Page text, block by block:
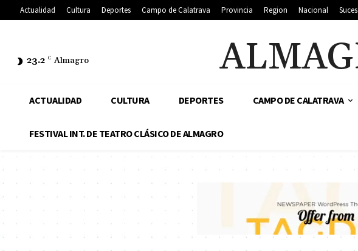
Actualidad Cultura Deportes Campo de Calatrava Provincia Region Nacional
23.2 C Almagro
ACTUALIDAD CULTURA DEPORTES CAMPO DE CALATRAVA
FESTIVAL INT. DE TEATRO CLÁSICO DE ALMAGRO